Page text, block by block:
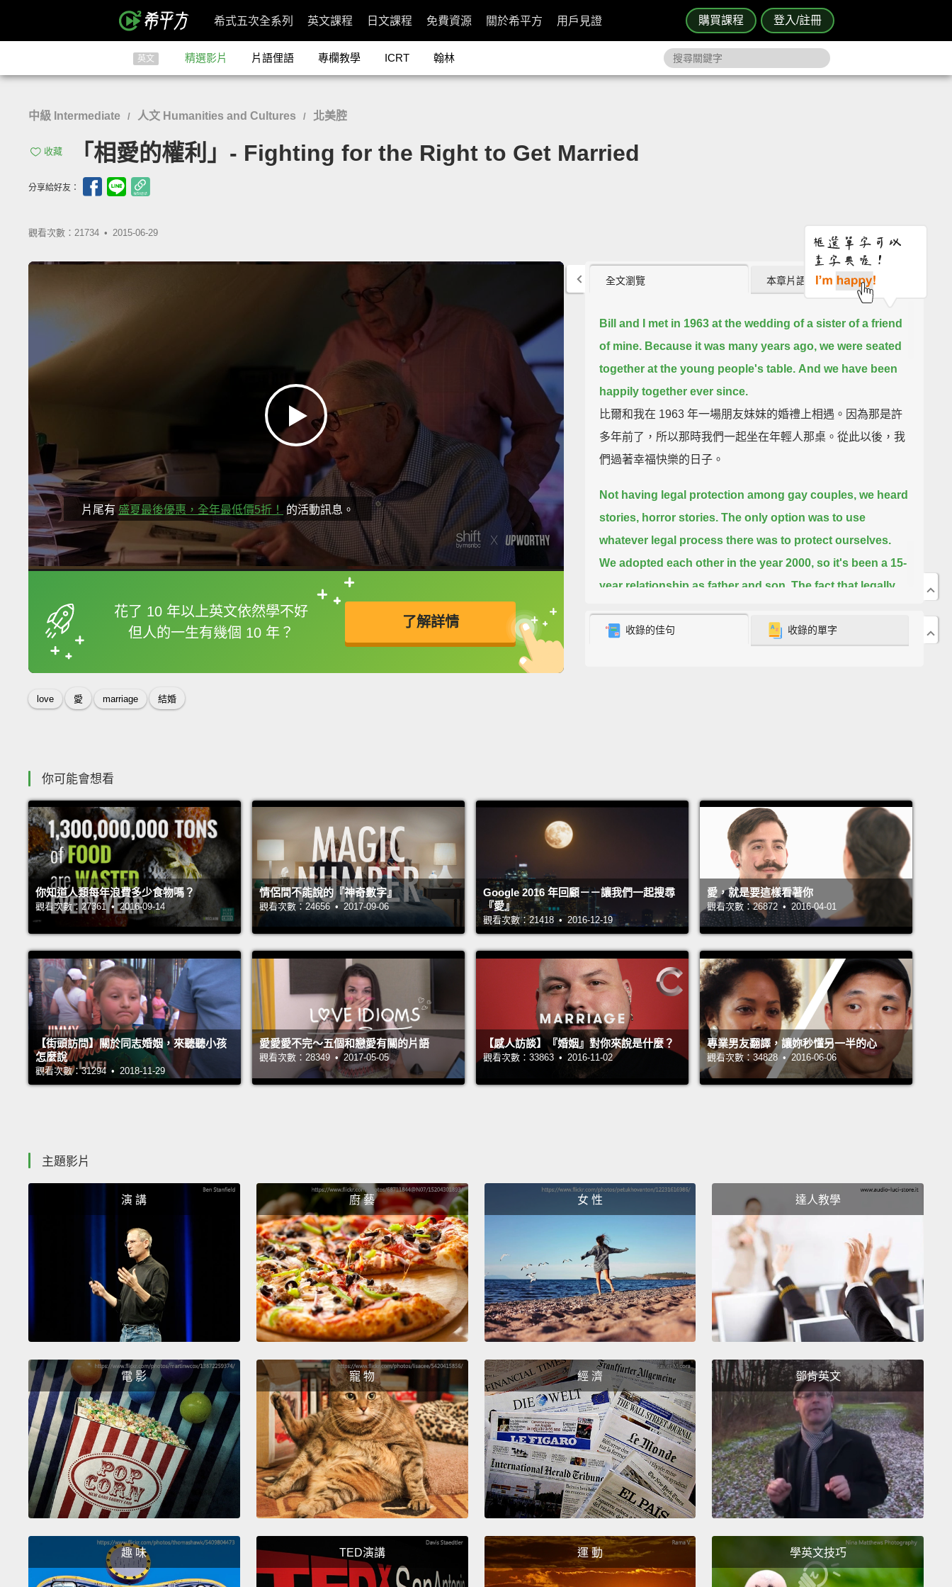
購買課程 登入/註冊
希式五次全系列 英文課程 日文課程 免費資源 關於希平方 用戶見證
英文 精選影片 片語俚語 專欄教學 ICRT 翰林
中級 Intermediate / 人文 Humanities and Cultures / 北美腔
收藏 「相愛的權利」- Fighting for the Right to Get Married
分享給好友：
觀看次數：21734 • 2015-06-29
片尾有 盛夏最後優惠，全年最低價5折！ 的活動訊息。
花了 10 年以上英文依然學不好
但人的一生有幾個 10 年？
了解詳情
框選或點兩下字幕可以直接查字典喔！
英
love 愛 marriage 結婚
全文瀏覽 本章片語 (0)
Bill and I met in 1963 at the wedding of a sister of a friend
of mine. Because it was many years ago, we were seated
together at the young people's table. And we have been
happily together ever since.
比爾和我在 1963 年一場朋友妹妹的婚禮上相遇。因為那是許
多年前了，所以那時我們一起坐在年輕人那桌。從此以後，我
們過著幸福快樂的日子。
Not having legal protection among gay couples, we heard
stories, horror stories. The only option was to use
whatever legal process there was to protect ourselves.
We adopted each other in the year 2000, so it's been a 15-
year relationship as father and son. The fact that legally
沒有法律保障同性伴侶，我們聽過許多故事，許多駭人的故
underpinning at all to our relationship. And we were told
that hell would freeze over before
Pennsylvania did accept same-sex marriage.
在我們搬到賓州時，我們開始發現，就法律來說，我們被認定
是陌生人。我們的關係毫無任何法律支持。而我們的法律顧問
告訴我們，在賓州接受同性婚姻前，地獄會先冰封。
Now that Pennsylvania is enlightened, we decided to take
advantage of it and proceed with the marriage.
而今賓州敞開胸襟，我們決定好好善用並進行結婚儀式。
To legally marry, Norman and Bill first needed a judge to
vacate their adoption.
要合法地結婚，諾曼和比爾首先需要一名法官來撤銷他們的領
The courtroom burst into applause, and I burst into tears,
but tears of happiness, certainly.
法庭爆出一陣熱烈掌聲，而我哭了起來，但當然是喜悅的淚
水。
Adoption vacated; they'll wed soon.
領養撤銷；他們很快就會步入禮堂。
free to proceed with the marriage.
我從將自己視為父親的想法中被解放出來，而我們可以不被限
制地結婚了。
To finally be able to be married after 53 years was an
almost indescribable feeling. When we started our
relationship, marriage was so out of the question that it
經過 53 年終於得以結婚，這是種幾乎無法言喻的感覺。在我
們開始交往時，婚姻根本是天方夜譚，我們根本沒想過這會發
收錄的佳句 收錄的單字
你可能會想看
你知道人類每年浪費多少食物嗎？
觀看次數：27361 • 2016-09-14
情侶間不能說的『神奇數字』
觀看次數：24656 • 2017-09-06
Google 2016 年回顧－－讓我們一起搜尋
『愛』
觀看次數：21418 • 2016-12-19
愛，就是要這樣看著你
觀看次數：26872 • 2016-04-01
【街頭訪問】關於同志婚姻，來聽聽小孩
怎麼說
觀看次數：31294 • 2018-11-29
愛愛愛不完～五個和戀愛有關的片語
觀看次數：28349 • 2017-05-05
【感人訪談】『婚姻』對你來說是什麼？
觀看次數：33863 • 2016-11-02
專業男友翻譯，讓妳秒懂另一半的心
觀看次數：34828 • 2016-06-06
主題影片
演 講 廚 藝 女 性 達人教學
電 影 寵 物 經 濟 鄧肯英文
趣 味 TED演講 運 動 學英文技巧